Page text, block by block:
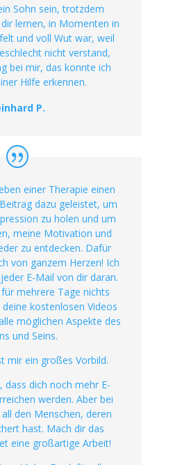
Sohn sein, trotzdem
lernen, in Momenten in
und voll Wut war, weil
nicht verstand,
bei mir, das konnte ich
Hilfe erkennen.
P.
einer Therapie einen
dazu geleistet, um
zu holen und um
meine Motivation und
zu entdecken. Dafür
von ganzem Herzen! Ich
E-Mail von dir daran.
mehrere Tage nichts
kostenlosen Videos
möglichen Aspekte des
und Seins.
mir ein großes Vorbild.
dass dich noch mehr E-
werden. Aber bei
den Menschen, deren
hast. Mach dir das
eine großartige Arbeit!